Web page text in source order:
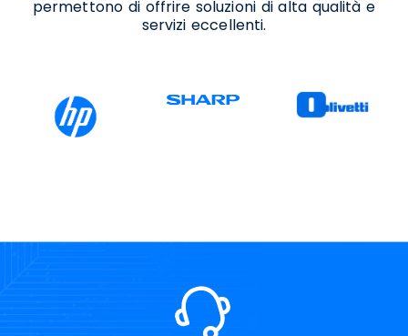
permettono di offrire soluzioni di alta qualità e
servizi eccellenti.